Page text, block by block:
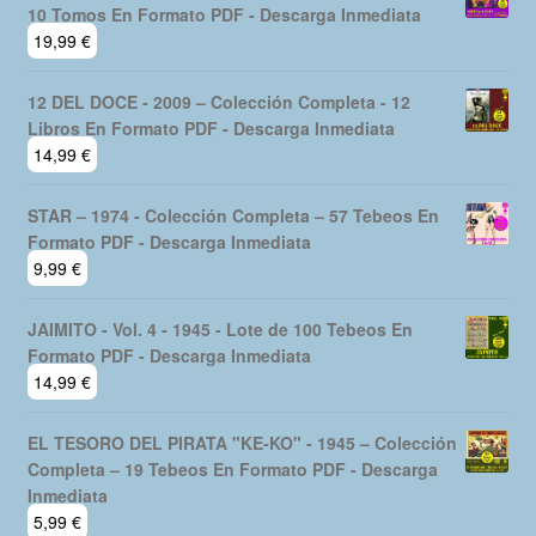
10 Tomos En Formato PDF - Descarga Inmediata
19,99 €
12 DEL DOCE - 2009 – Colección Completa - 12
Libros En Formato PDF - Descarga Inmediata
14,99 €
STAR – 1974 - Colección Completa – 57 Tebeos En
Formato PDF - Descarga Inmediata
9,99 €
JAIMITO - Vol. 4 - 1945 - Lote de 100 Tebeos En
Formato PDF - Descarga Inmediata
14,99 €
EL TESORO DEL PIRATA "KE-KO" - 1945 – Colección
Completa – 19 Tebeos En Formato PDF - Descarga
Inmediata
5,99 €